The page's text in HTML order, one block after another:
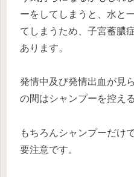
ーをしてしまうと、水と
てしまうため、子宮蓄膿
あります。
発情中及び発情出血が見
の間はシャンプーを控え
もちろんシャンプーだけ
要注意です。